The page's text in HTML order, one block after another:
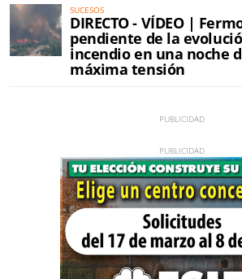
SUCESOS
DIRECTO - VÍDEO |
pendiente de la
incendio en una noche
máxima tensión